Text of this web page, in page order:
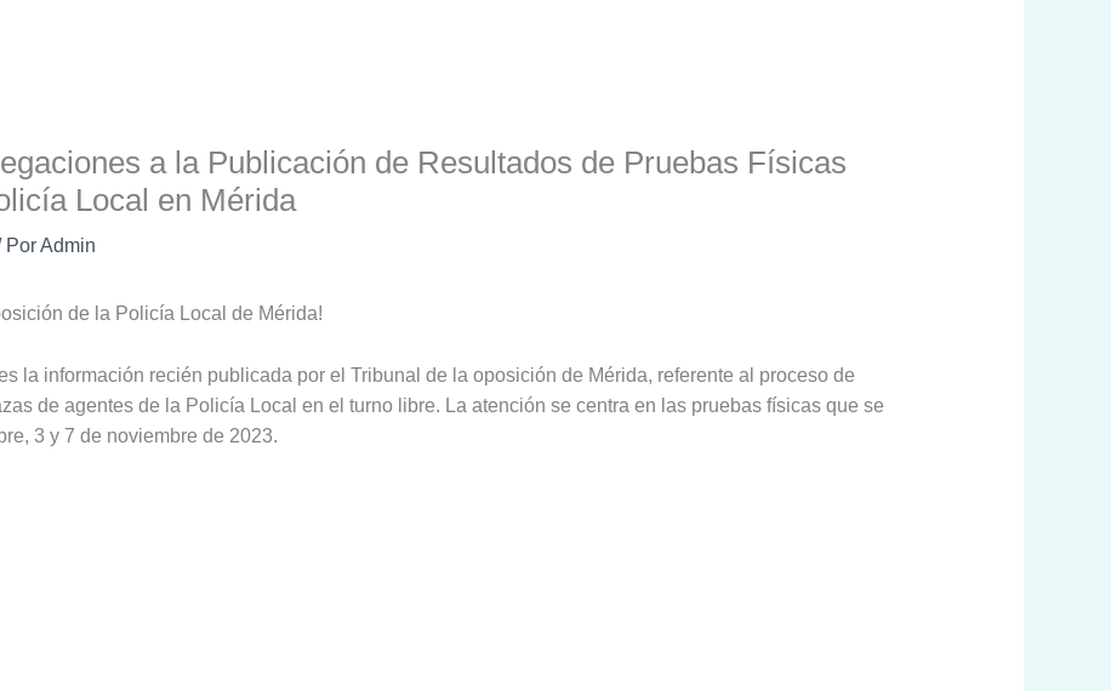
a la Publicación de Resultados de Pruebas Físicas
Local en Mérida
Admin
de la Policía Local de Mérida!
la información recién publicada por el Tribunal de la oposición de Mérida, referente al proceso de
de agentes de la Policía Local en el turno libre. La atención se centra en las pruebas físicas que se
3 y 7 de noviembre de 2023.